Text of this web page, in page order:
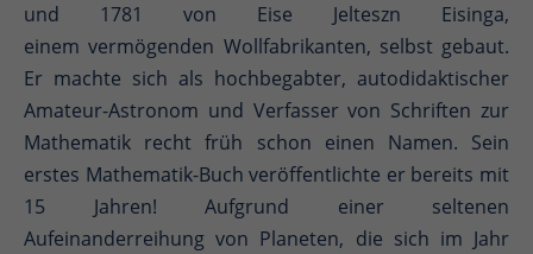
und 1781 von Eise Jelteszn Eisinga,
einem vermögenden Wollfabrikanten, selbst gebaut.
Er machte sich als hochbegabter, autodidaktischer
Amateur-Astronom und Verfasser von Schriften zur
Mathematik recht früh schon einen Namen. Sein
erstes Mathematik-Buch veröffentlichte er bereits mit
15 Jahren! Aufgrund einer seltenen
Aufeinanderreihung von Planeten, die sich im Jahr